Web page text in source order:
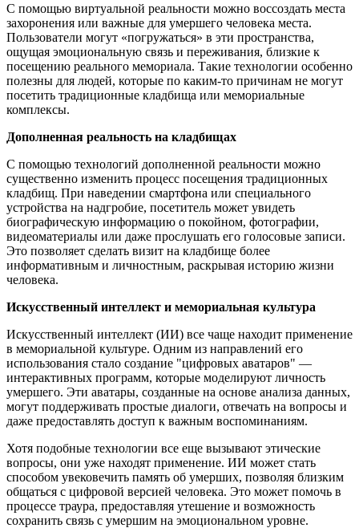
С помощью виртуальной реальности можно воссоздать места
захоронения или важные для умершего человека места.
Пользователи могут «погружаться» в эти пространства,
ощущая эмоциональную связь и переживания, близкие к
посещению реального мемориала. Такие технологии особенно
полезны для людей, которые по каким-то причинам не могут
посетить традиционные кладбища или мемориальные
комплексы.
Дополненная реальность на кладбищах
С помощью технологий дополненной реальности можно
существенно изменить процесс посещения традиционных
кладбищ. При наведении смартфона или специального
устройства на надгробие, посетитель может увидеть
биографическую информацию о покойном, фотографии,
видеоматериалы или даже прослушать его голосовые записи.
Это позволяет сделать визит на кладбище более
информативным и личностным, раскрывая историю жизни
человека.
Искусственный интеллект и мемориальная культура
Искусственный интеллект (ИИ) все чаще находит применение
в мемориальной культуре. Одним из направлений его
использования стало создание "цифровых аватаров" —
интерактивных программ, которые моделируют личность
умершего. Эти аватары, созданные на основе анализа данных,
могут поддерживать простые диалоги, отвечать на вопросы и
даже предоставлять доступ к важным воспоминаниям.
Хотя подобные технологии все еще вызывают этические
вопросы, они уже находят применение. ИИ может стать
способом увековечить память об умерших, позволяя близким
общаться с цифровой версией человека. Это может помочь в
процессе траура, предоставляя утешение и возможность
сохранить связь с умершим на эмоциональном уровне.